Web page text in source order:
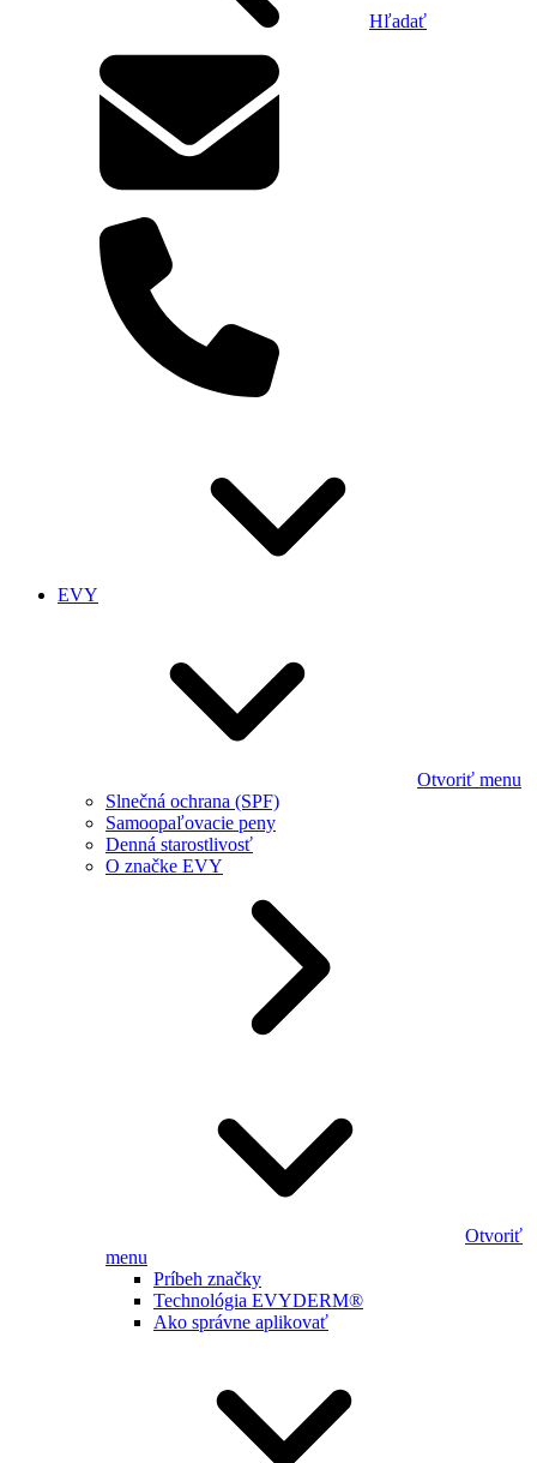
Hľadať
EVY
Otvoriť menu
Slnečná ochrana (SPF)
Samoopaľovacie peny
Denná starostlivosť
O značke EVY
Otvoriť
menu
Príbeh značky
Technológia EVYDERM®
Ako správne aplikovať